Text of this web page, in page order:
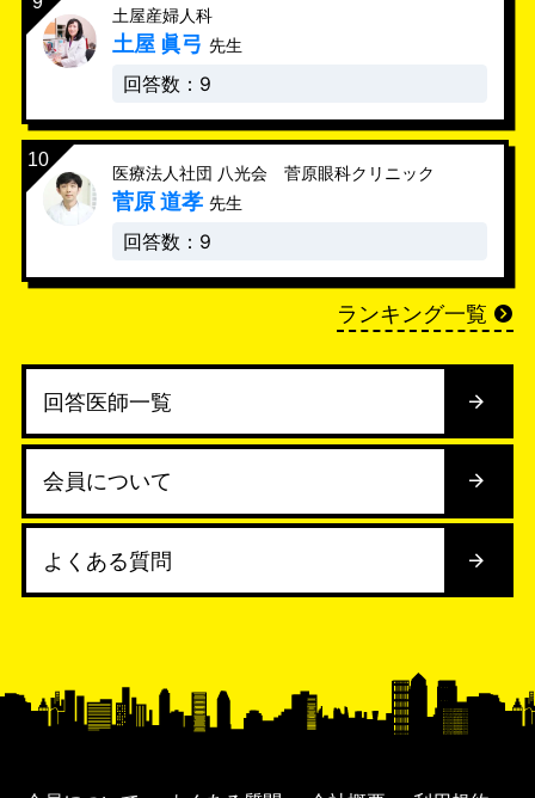
土屋産婦人科
土屋 眞弓 先生
回答数：9
医療法人社団 八光会 菅原眼科クリニック
菅原 道孝 先生
回答数：9
ランキング一覧
回答医師一覧
会員について
よくある質問